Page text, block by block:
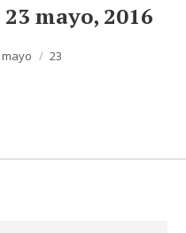
23 mayo, 2016
mayo 23